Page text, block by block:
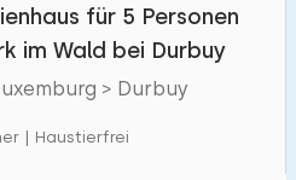
für 5 Personen
im Wald bei Durbuy
> Durbuy
| Haustierfrei